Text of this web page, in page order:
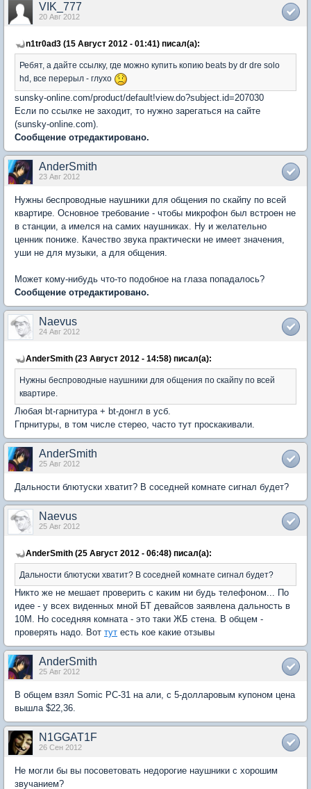
VIK_777
20 Авг 2012
n1tr0ad3 (15 Август 2012 - 01:41) писал(а):
Ребят, а дайте ссылку, где можно купить копию beats by dr dre solo
hd, все перерыл - глухо
sunsky-online.com/product/default!view.do?subject.id=207030
Если по ссылке не заходит, то нужно зарегаться на сайте
(sunsky-online.com).
Сообщение отредактировано.
AnderSmith
23 Авг 2012
Нужны беспроводные наушники для общения по скайпу по всей
квартире. Основное требование - чтобы микрофон был встроен не
в станции, а имелся на самих наушниках. Ну и желательно
ценник пониже. Качество звука практически не имеет значения,
уши не для музыки, а для общения.
Может кому-нибудь что-то подобное на глаза попадалось?
Сообщение отредактировано.
Naevus
24 Авг 2012
AnderSmith (23 Август 2012 - 14:58) писал(а):
Нужны беспроводные наушники для общения по скайпу по всей
квартире.
Любая bt-гарнитура + bt-донгл в усб.
Гпрнитуры, в том числе стерео, часто тут проскакивали.
AnderSmith
25 Авг 2012
Дальности блютуски хватит? В соседней комнате сигнал будет?
Naevus
25 Авг 2012
AnderSmith (25 Август 2012 - 06:48) писал(а):
Дальности блютуски хватит? В соседней комнате сигнал будет?
Никто же не мешает проверить с каким ни будь телефоном... По
идее - у всех виденных мной БТ девайсов заявлена дальность в
10М. Но соседняя комната - это таки ЖБ стена. В общем -
проверять надо. Вот тут есть кое какие отзывы
AnderSmith
25 Авг 2012
В общем взял Somic PC-31 на али, с 5-долларовым купоном цена
вышла $22,36.
N1GGAT1F
26 Сен 2012
Не могли бы вы посоветовать недорогие наушники с хорошим
звучанием?